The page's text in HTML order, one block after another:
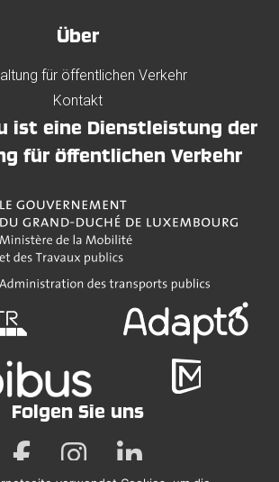
Über
für öffentlichen Verkehr
Kontakt
ist eine Dienstleistung der
für öffentlichen Verkehr
Folgen Sie uns